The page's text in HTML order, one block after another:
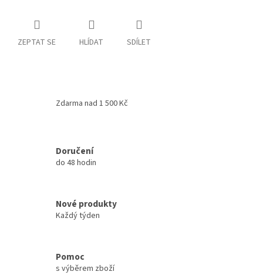
ZEPTAT SE HLÍDAT SDÍLET
Zdarma nad 1 500 Kč
Doručení
do 48 hodin
Nové produkty
Každý týden
Pomoc
s výběrem zboží